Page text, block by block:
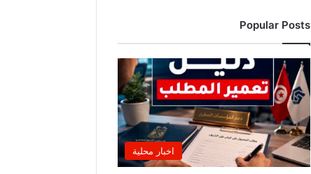
أ
س
ب
ع
.
.
و
ه
ذ
Popular Posts
اخبار محلية